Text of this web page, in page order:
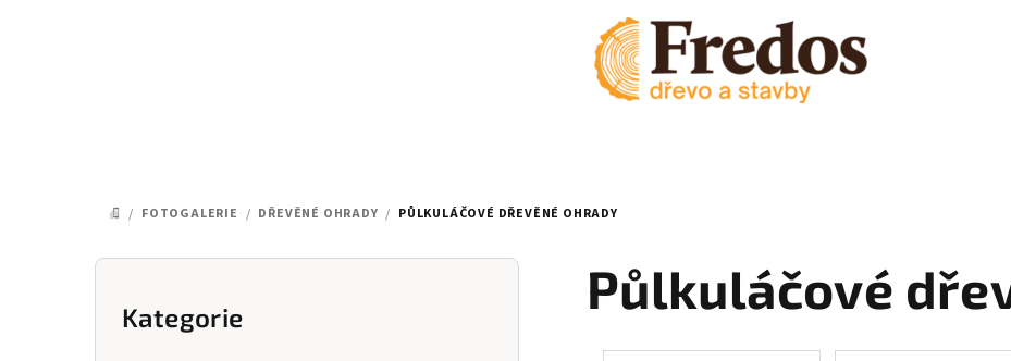
DOMŮ
/ FOTOGALERIE / DŘEVĚNÉ OHRADY / PŮLKULÁČOVÉ DŘEVĚNÉ OHRADY
P
Přeskočit
kategorie
Kategorie Půlkuláčové